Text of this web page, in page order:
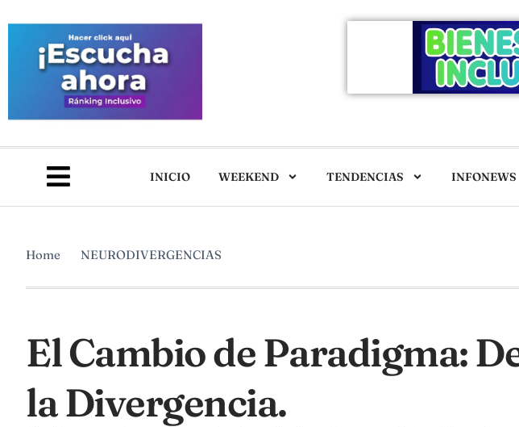
INICIO WEEKEND TENDENCIAS INFONEWS
Home NEURODIVERGENCIAS
El Cambio de Paradigma:
la Divergencia.